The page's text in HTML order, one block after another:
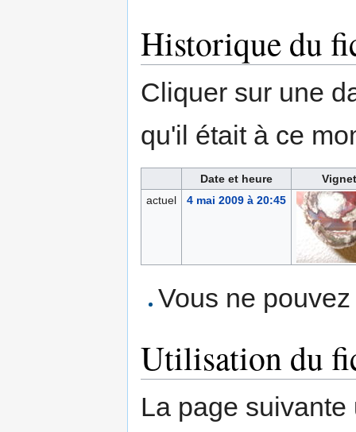
Historique du
Cliquer sur une
qu'il était à ce
Date et heure
actuel
4 mai 2009 à 20:45
Vous ne
Utilisation du
La page